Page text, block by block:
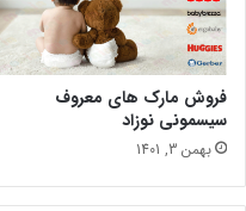
فروش مارک های معروف
سیسمونی نوزاد
بهمن 3, 1401